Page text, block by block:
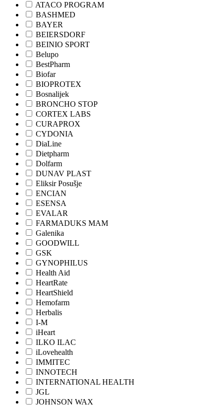
ATACO PROGRAM
BASHMED
BAYER
BEIERSDORF
BEINIO SPORT
Belupo
BestPharm
Biofar
BIOPROTEX
Bosnalijek
BRONCHO STOP
CORTEX LABS
CURAPROX
CYDONIA
DiaLine
Dietpharm
Dolfarm
DUNAV PLAST
Eliksir Posušje
ENCIAN
ESENSA
EVALAR
FARMADUKS MAM
Galenika
GOODWILL
GSK
GYNOPHILUS
Health Aid
HeartRate
HeartShield
Hemofarm
Herbalis
I-M
iHeart
ILKO ILAC
iLovehealth
IMMITEC
INNOTECH
INTERNATIONAL HEALTH
JGL
JOHNSON WAX